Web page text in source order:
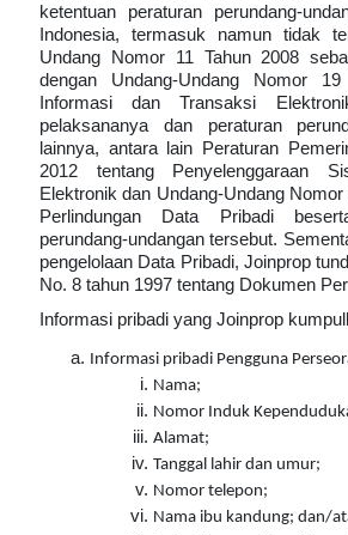
ketentuan peraturan perundang-
Indonesia, termasuk namun tidak
Undang Nomor 11 Tahun 2008
dengan Undang-Undang Nomor
Informasi dan Transaksi
pelaksananya dan peraturan
lainnya, antara lain Peraturan
2012 tentang Penyelenggaraan
Elektronik dan Undang-Undang Nomor
Perlindungan Data Pribadi
perundang-undangan tersebut.
pengelolaan Data Pribadi, Joinprop
No. 8 tahun 1997 tentang Dokumen
Informasi pribadi yang Joinprop
Informasi pribadi Pengguna
Nama;
Nomor Induk
Alamat;
Tanggal lahir dan umur;
Nomor telepon;
Nama ibu kandung; dan/